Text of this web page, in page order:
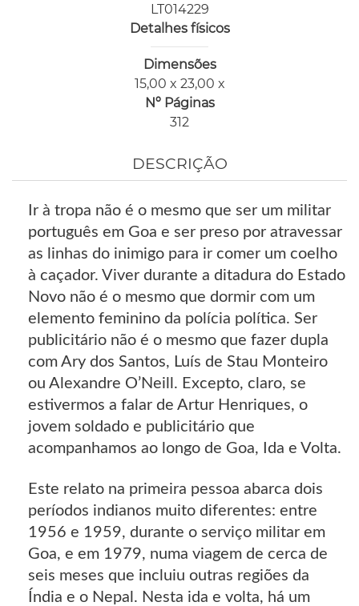
LT014229
Detalhes físicos
Dimensões
15,00 x 23,00 x
Nº Páginas
312
DESCRIÇÃO
Ir à tropa não é o mesmo que ser um militar
português em Goa e ser preso por atravessar
as linhas do inimigo para ir comer um coelho
à caçador. Viver durante a ditadura do Estado
Novo não é o mesmo que dormir com um
elemento feminino da polícia política. Ser
publicitário não é o mesmo que fazer dupla
com Ary dos Santos, Luís de Stau Monteiro
ou Alexandre O’Neill. Excepto, claro, se
estivermos a falar de Artur Henriques, o
jovem soldado e publicitário que
acompanhamos ao longo de Goa, Ida e Volta.
Este relato na primeira pessoa abarca dois
períodos indianos muito diferentes: entre
1956 e 1959, durante o serviço militar em
Goa, e em 1979, numa viagem de cerca de
seis meses que incluiu outras regiões da
Índia e o Nepal. Nesta ida e volta, há um